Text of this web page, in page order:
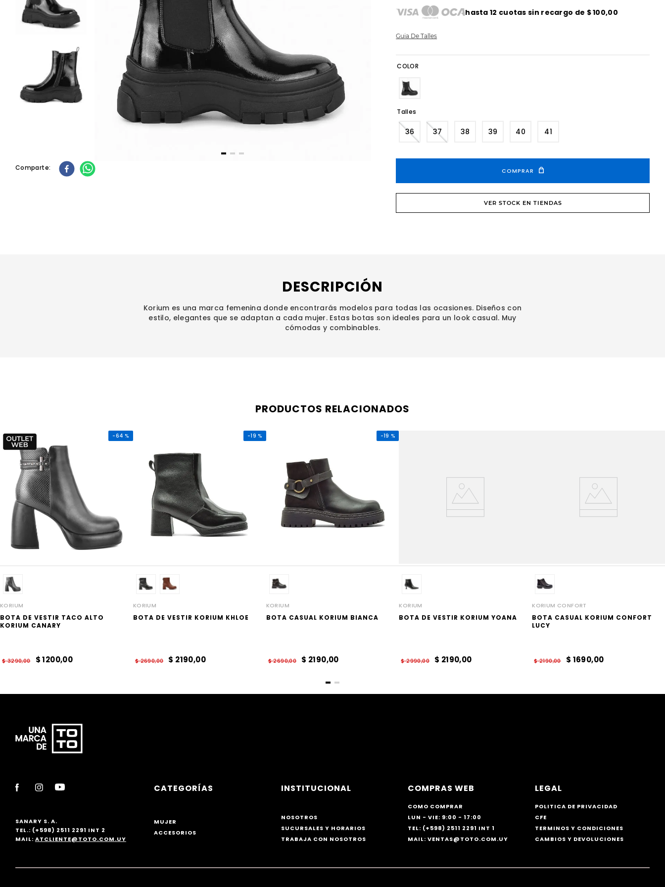
Comparte
hasta12 cuotas sin recargo de $100,00
Guia De Talles
COLOR
Talles
36 37 38 39 40 41
COMPRAR
VER STOCK EN TIENDAS
DESCRIPCIÓN
Korium es una marca femenina donde encontrarás modelos para todas las ocasiones. Diseños con
estilo, elegantes que se adaptan a cada mujer. Estas botas son ideales para un look casual. Muy
cómodas y combinables.
PRODUCTOS RELACIONADOS
-64 %
KORIUM
BOTA DE VESTIR TACO ALTO
KORIUM CANARY
$ 3290,00 $ 1200,00
-19 %
KORIUM
BOTA DE VESTIR KORIUM KHLOE
$ 2690,00 $ 2190,00
-19 %
KORIUM
BOTA CASUAL KORIUM BIANCA
$ 2690,00 $ 2190,00
KORIUM
BOTA DE VESTIR KORIUM YOANA
$ 2990,00 $ 2190,00
KORIUM CONFORT
BOTA CASUAL KORIUM CONFORT
LUCY
$ 2190,00 $ 1690,00
SANARY S. A.
TEL.: (+598) 2511 2291 INT 2
MAIL: ATCLIENTE@TOTO.COM.UY
CATEGORÍAS
MUJER
ACCESORIOS
INSTITUCIONAL
NOSOTROS
SUCURSALES Y HORARIOS
TRABAJA CON NOSOTROS
COMPRAS WEB
COMO COMPRAR
LUN - VIE: 9:00 - 17:00
TEL: (+598) 2511 2291 INT 1
MAIL: VENTAS@TOTO.COM.UY
LEGAL
POLITICA DE PRIVACIDAD
CFE
TERMINOS Y CONDICIONES
CAMBIOS Y DEVOLUCIONES